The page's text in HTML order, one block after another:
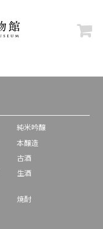
純米吟醸
本醸造
古酒
生酒
焼酎